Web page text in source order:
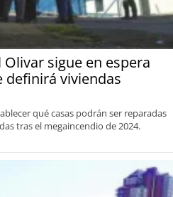
sigue en espera
definirá viviendas
qué casas podrán ser reparadas
tras el megaincendio de 2024.